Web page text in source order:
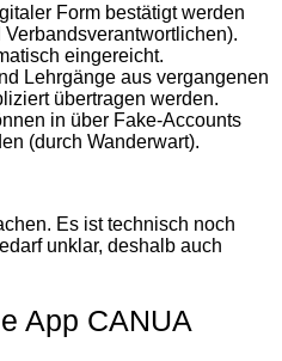
Form bestätigt werden
eingereicht.
Lehrgänge aus vergangenen
übertragen werden.
in über Fake-Accounts
(durch Wanderwart).
Es ist technisch noch
unklar, deshalb auch
App CANUA